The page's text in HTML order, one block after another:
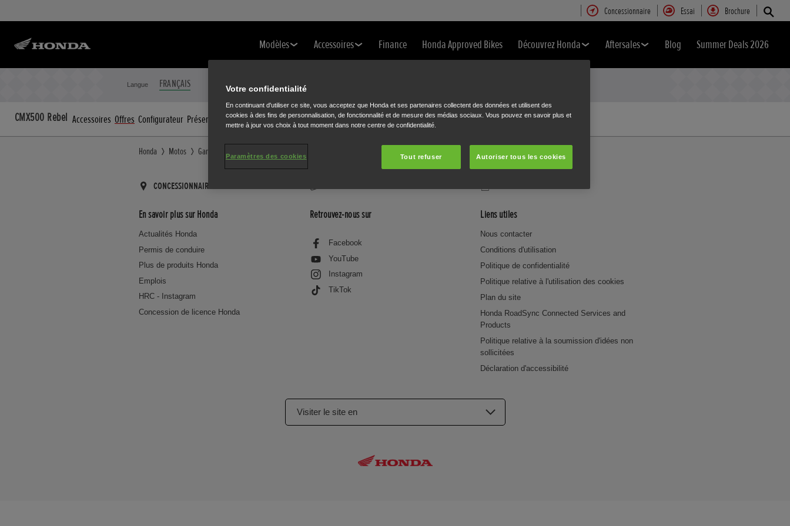
Concessionnaire Essai Brochure
Modèles Accessoires Finance Honda Approved Bikes Découvrez Honda Aftersales Blog Summer Deals 2026
Langue FRANÇAIS NEDERLANDS FERMER
CMX500 Rebel Accessoires Offres Configurateur Présentation Caractéristiques et prix Accessoires
Honda Motos Gamme Roadster CMX500 Rebel
CONCESSIONNAIRE ESSAI BROCHURE
En savoir plus sur Honda
Actualités Honda
Permis de conduire
Plus de produits Honda
Emplois
HRC - Instagram
Concession de licence Honda
Retrouvez-nous sur
Facebook
YouTube
Instagram
TikTok
Liens utiles
Nous contacter
Conditions d'utilisation
Politique de confidentialité
Politique relative à l'utilisation des cookies
Plan du site
Honda RoadSync Connected Services and
Products
Politique relative à la soumission d'idées non
sollicitées
Déclaration d'accessibilité
Visiter le site en
Votre confidentialité
En continuant d'utiliser ce site, vous acceptez que Honda et ses partenaires collectent des données et utilisent des
cookies à des fins de personnalisation, de fonctionnalité et de mesure des médias sociaux. Vous pouvez en savoir plus et
mettre à jour vos choix à tout moment dans notre centre de confidentialité.
Tout refuser Autoriser tous les cookies
Paramètres des cookies